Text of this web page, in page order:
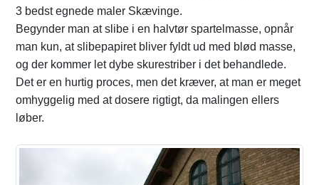
3 bedst egnede maler Skævinge.
Begynder man at slibe i en halvtør spartelmasse, opnår
man kun, at slibepapiret bliver fyldt ud med blød masse,
og der kommer let dybe skurestriber i det behandlede.
Det er en hurtig proces, men det kræver, at man er meget
omhyggelig med at dosere rigtigt, da malingen ellers
løber.